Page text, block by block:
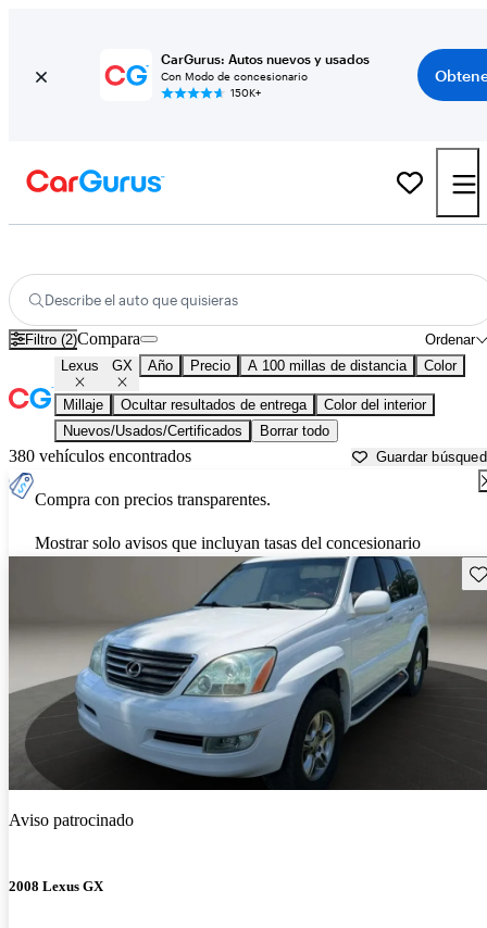
CarGurus: Autos nuevos y usados
Con Modo de concesionario
150K+
Describe el auto que quisieras
Filtro (2) Ordenar
Compara
Lexus GX Año Precio A 100 millas de distancia Color
Millaje Ocultar resultados de entrega
Color del interior
Nuevos/Usados/Certificados
Borrar todo
380 vehículos encontrados Guardar
Compra con precios transparentes.
Mostrar solo avisos que incluyan tasas del concesionario
Aviso patrocinado
2008 Lexus GX